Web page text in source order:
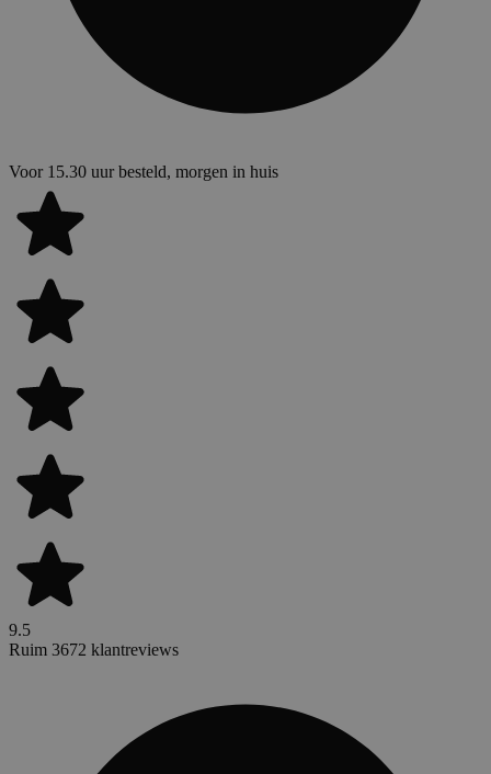
Voor 15.30 uur besteld, morgen in huis
9.5
Ruim 3672 klantreviews